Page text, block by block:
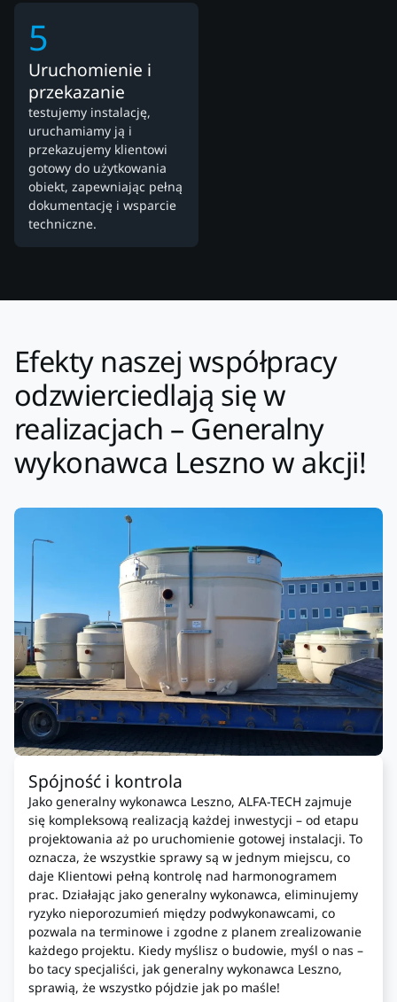
5
Uruchomienie i
przekazanie
testujemy instalację,
uruchamiamy ją i
przekazujemy klientowi
gotowy do użytkowania
obiekt, zapewniając pełną
dokumentację i wsparcie
techniczne.
Efekty naszej współpracy
odzwierciedlają się w
realizacjach – Generalny
wykonawca Leszno w akcji!
Spójność i kontrola
Jako generalny wykonawca Leszno, ALFA-TECH zajmuje
się kompleksową realizacją każdej inwestycji – od etapu
projektowania aż po uruchomienie gotowej instalacji. To
oznacza, że wszystkie sprawy są w jednym miejscu, co
daje Klientowi pełną kontrolę nad harmonogramem
prac. Działając jako generalny wykonawca, eliminujemy
ryzyko nieporozumień między podwykonawcami, co
pozwala na terminowe i zgodne z planem zrealizowanie
każdego projektu. Kiedy myślisz o budowie, myśl o nas –
bo tacy specjaliści, jak generalny wykonawca Leszno,
sprawią, że wszystko pójdzie jak po maśle!